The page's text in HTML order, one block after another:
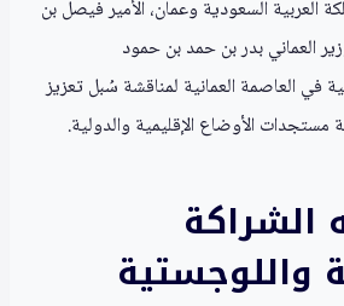
العربية السعودية وعمان، الأمير فيصل بن
العماني بدر بن حمد بن حمود
في العاصمة العمانية لمناقشة سُبل تعزيز
مستجدات الأوضاع الإقليمية والدولية.
الشراكة
واللوجستية